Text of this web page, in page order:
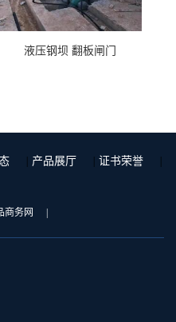
液压钢坝 翻板闸门
| 产品展厅 | 证书荣誉 |
商务网 |